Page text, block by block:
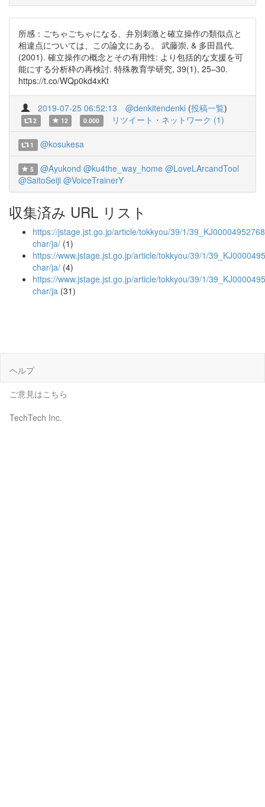
所感：ごちゃごちゃになる、弁別刺激と確立操作の類似点と
相違点については、この論文にある。 武藤崇, & 多田昌代.
(2001). 確立操作の概念とその有用性: より包括的な支援を可
能にする分析枠の再検討. 特殊教育学研究, 39(1), 25–30.
https://t.co/WQp0kd4xKt
2019-07-25 06:52:13 @denkitendenki (投稿一覧)
2 12 0.000 リツイート・ネットワーク (1)
1 @kosukesa
5 @Ayukond @ku4the_way_home @LoveLArcandTool
@SaitoSeiji @VoiceTrainerY
収集済み URL リスト
https://jstage.jst.go.jp/article/tokkyou/39/1/
char/ja/ (1)
https://www.jstage.jst.go.jp/article/tokkyou/39/1/
char/ja/ (4)
https://www.jstage.jst.go.jp/article/tokkyou/39/1/
char/ja (31)
ヘルプ
ご意見はこちら
TechTech Inc.